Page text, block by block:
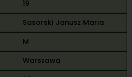
19
Sasorski Janusz Maria
M
Warszawa